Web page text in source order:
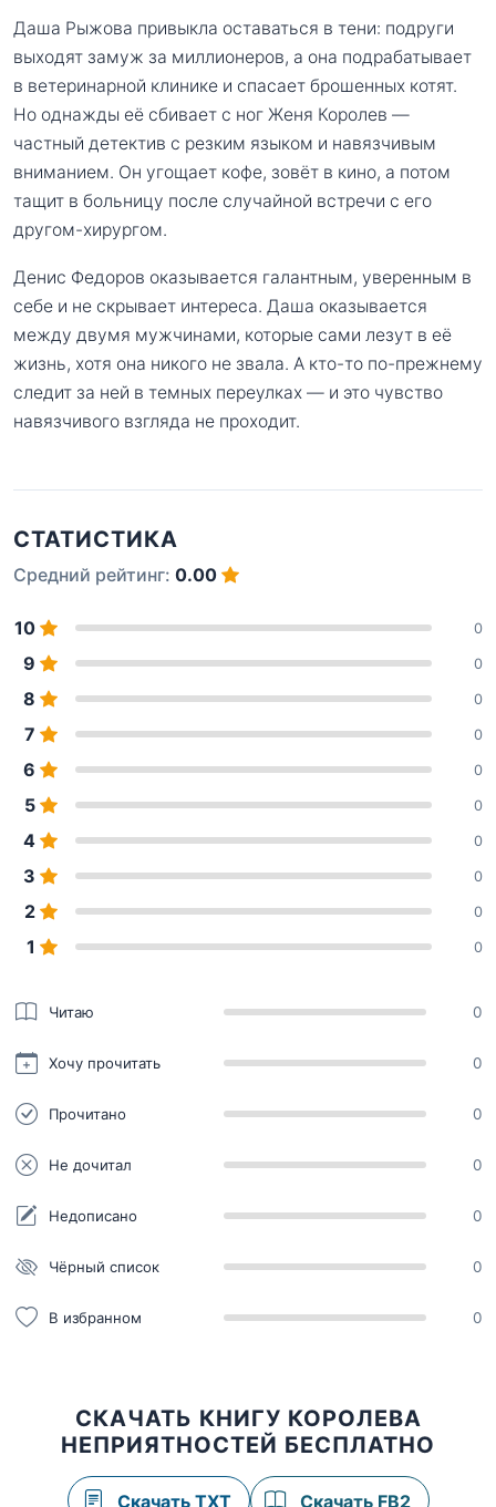
Даша Рыжова привыкла оставаться в тени: подруги
выходят замуж за миллионеров, а она подрабатывает
в ветеринарной клинике и спасает брошенных котят.
Но однажды её сбивает с ног Женя Королев —
частный детектив с резким языком и навязчивым
вниманием. Он угощает кофе, зовёт в кино, а потом
тащит в больницу после случайной встречи с его
другом-хирургом.
Денис Федоров оказывается галантным, уверенным в
себе и не скрывает интереса. Даша оказывается
между двумя мужчинами, которые сами лезут в её
жизнь, хотя она никого не звала. А кто-то по-прежнему
следит за ней в темных переулках — и это чувство
навязчивого взгляда не проходит.
СТАТИСТИКА
Средний рейтинг: 0.00
10 0
9 0
8 0
7 0
6 0
5 0
4 0
3 0
2 0
1 0
Читаю 0
Хочу прочитать 0
Прочитано 0
Не дочитал 0
Недописано 0
Чёрный список 0
В избранном 0
СКАЧАТЬ КНИГУ КОРОЛЕВА
НЕПРИЯТНОСТЕЙ БЕСПЛАТНО
Скачать TXT Скачать FB2